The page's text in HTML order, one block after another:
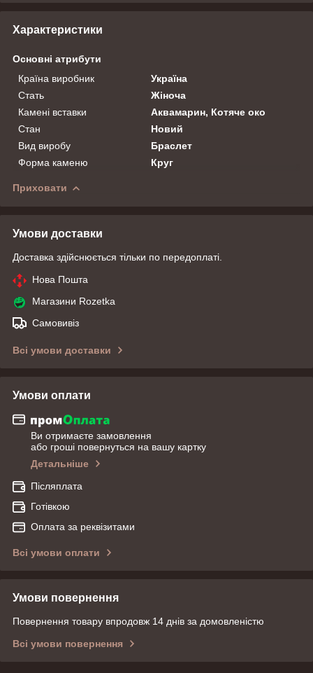
Характеристики
Основні атрибути
Країна виробник
Україна
Стать
Жіноча
Камені вставки
Аквамарин, Котяче око
Стан
Новий
Вид виробу
Браслет
Форма каменю
Круг
Приховати
Умови доставки
Доставка здійснюється тільки по передоплаті.
Нова Пошта
Магазини Rozetka
Самовивіз
Всі умови доставки
Умови оплати
Ви отримаєте замовлення
або гроші повернуться на вашу картку
Детальніше
Післяплата
Готівкою
Оплата за реквізитами
Всі умови оплати
Умови повернення
Повернення товару впродовж 14 днів за домовленістю
Всі умови повернення